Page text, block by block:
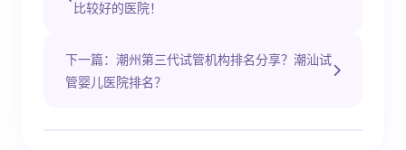
比较好的医院！
下一篇：潮州第三代试管机构排名分享？潮汕试
管婴儿医院排名？